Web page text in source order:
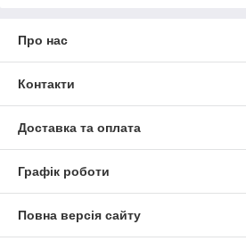
Про нас
Контакти
Доставка та оплата
Графік роботи
Повна версія сайту